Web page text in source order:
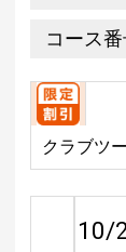
コース
クラブツ
10/